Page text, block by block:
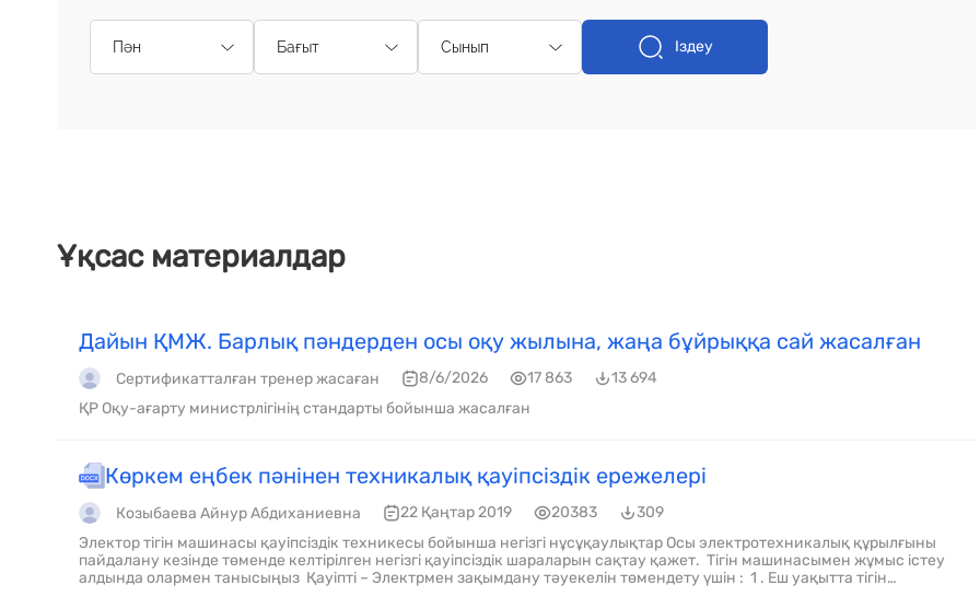
Пән Бағыт Сынып Іздеу
Ұқсас материалдар
Дайын ҚМЖ. Барлық пәндерден осы оқу жылына, жаңа бұйрыққа сай жасалған
Сертификатталған тренер жасаған 8/6/2026 17 863
13 694
ҚР Оқу-ағарту министрлігінің стандарты бойынша жасалған
Көркем еңбек пәнінен техникалық қауіпсіздік ережелері
Козыбаева Айнур Абдиханиевна 22 Қаңтар 2019 20383
309
Электор тігін машинасы қауіпсіздік техникесы бойынша негізгі нұсұқаулықтар Осы электротехникалық құрылғыны
пайдалану кезінде төменде келтірілген негізгі қауіпсіздік шараларын сақтау қажет. Тігін машинасымен жұмыс істеу
алдында олармен танысыңыз Қауіпті – Электрмен зақымдану тәуекелін төмендету үшін : 1 . Еш уақытта тігін